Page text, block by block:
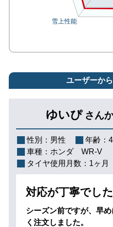
ユーザーか
ゆいぴ さん
性別： 男性 年齢：
車種： ホンダ WR-V
タイヤ使用月数： 1ヶ月
対応が丁寧でした
シーズン前ですが、早
く注文しました。